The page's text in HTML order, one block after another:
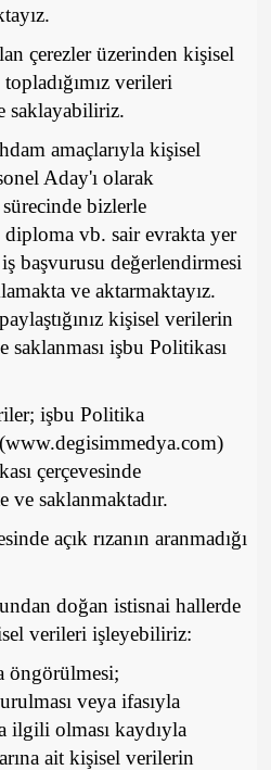
çerezler üzerinden kişisel
verileri
saklayabiliriz.
amaçlarıyla kişisel
Aday'ı olarak
sürecinde bizlerle
diploma vb. sair evrakta yer
başvurusu değerlendirmesi
ve aktarmaktayız.
kişisel verilerin
saklanması işbu Politikası
işbu Politika
çerçevesinde
ve saklanmaktadır.
açık rızanın aranmadığı
doğan istisnai hallerde
verileri işleyebiliriz:
öngörülmesi;
veya ifasıyla
ilgili olması kaydıyla
ait kişisel verilerin